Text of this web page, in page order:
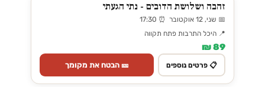
זהבה ושלושת הדובים - נתי הגעתי
📅 שני, 12 אוקטובר ⏰ 17:30
📍 היכל התרבות פתח תקווה
89 ₪
📋 פרטים נוספים 🎫 הבטח את מקומך